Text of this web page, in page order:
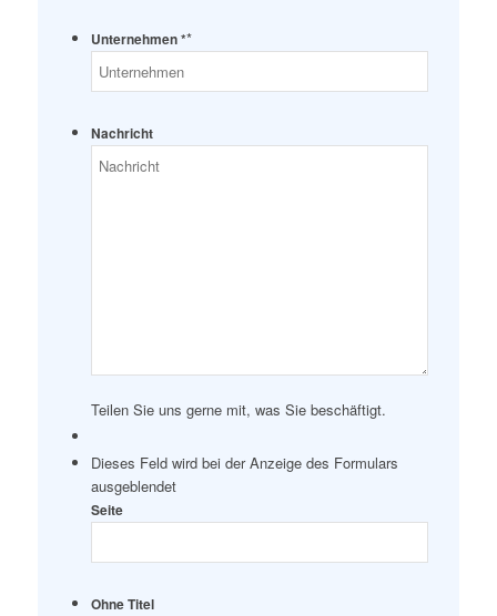
Unternehmen **
Nachricht
Teilen Sie uns gerne mit, was Sie beschäftigt.
Dieses Feld wird bei der Anzeige des Formulars
ausgeblendet
Seite
Ohne Titel